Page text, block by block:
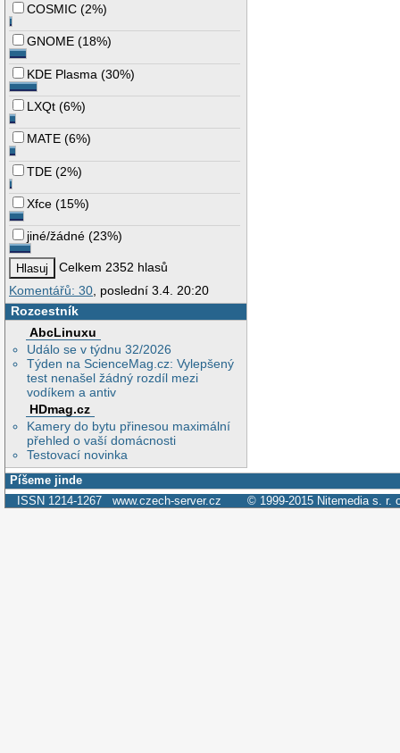
COSMIC (2%)
GNOME (18%)
KDE Plasma (30%)
LXQt (6%)
MATE (6%)
TDE (2%)
Xfce (15%)
jiné/žádné (23%)
Celkem 2352 hlasů
Komentářů: 30 , poslední 3.4. 20:20
Rozcestník
AbcLinuxu
Událo se v týdnu 32/2026
Týden na ScienceMag.cz: Vylepšený
test nenašel žádný rozdíl mezi
vodíkem a antiv
HDmag.cz
Kamery do bytu přinesou maximální
přehled o vaší domácnosti
Testovací novinka
Píšeme jinde
ISSN 1214-1267 www.czech-server.cz © 1999-2015 Nitemedia s. r.